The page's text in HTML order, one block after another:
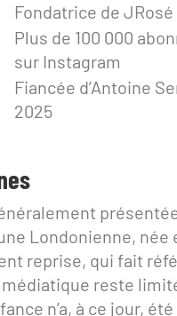
Fondatrice de
Plus de 100 000
sur Instagram
Fiancée d’Antoine
2025
Londonienne, née
reprise, qui fait
reste
n’a, à ce jour,